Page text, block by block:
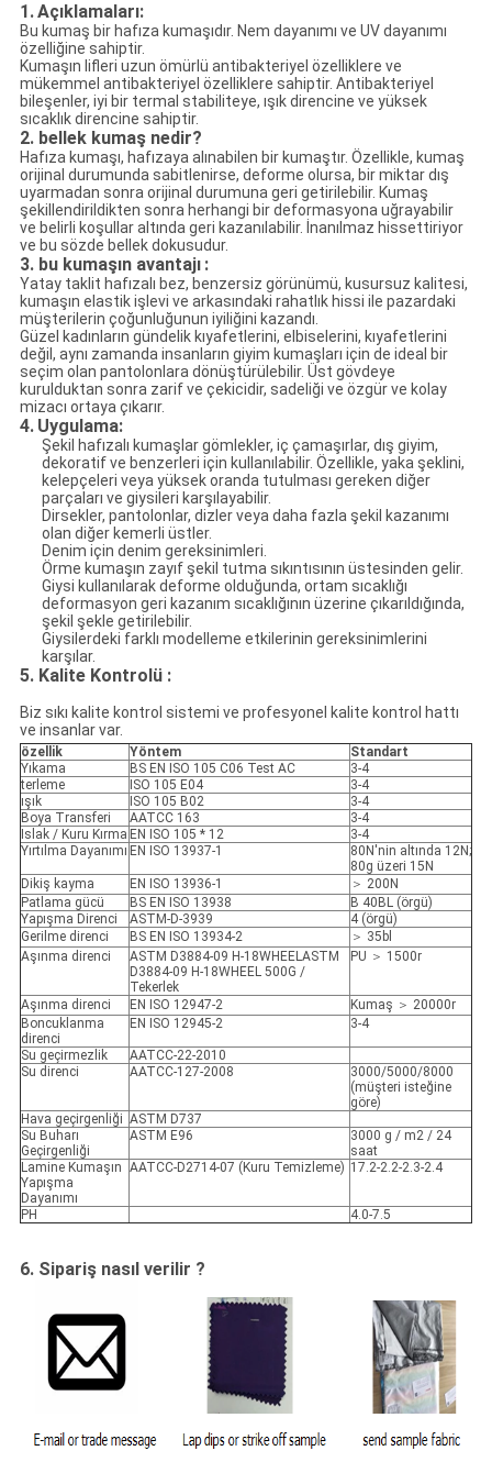
1.Açıklamaları:
Bu kumaş bir hafıza kumaşıdır. Nem dayanımı ve UV dayanımı
özelliğine sahiptir.
Kumaşın lifleri uzun ömürlü antibakteriyel özelliklere ve
mükemmel antibakteriyel özelliklere sahiptir. Antibakteriyel
bileşenler, iyi bir termal stabiliteye, ışık direncine ve yüksek
sıcaklık direncine sahiptir.
2. bellek kumaş nedir?
Hafıza kumaşı, hafızaya alınabilen bir kumaştır. Özellikle, kumaş
orijinal durumunda sabitlenirse, deforme olursa, bir miktar dış
uyarmadan sonra orijinal durumuna geri getirilebilir. Kumaş
şekillendirildikten sonra herhangi bir deformasyona uğrayabilir
ve belirli koşullar altında geri kazanılabilir. İnanılmaz hissettiriyor
ve bu sözde bellek dokusudur.
3. bu kumaşın avantajı :
Yatay taklit hafızalı bez, benzersiz görünümü, kusursuz kalitesi,
kumaşın elastik işlevi ve arkasındaki rahatlık hissi ile pazardaki
müşterilerin çoğunluğunun iyiliğini kazandı.
Güzel kadınların gündelik kıyafetlerini, elbiselerini, kıyafetlerini
değil, aynı zamanda insanların giyim kumaşları için de ideal bir
seçim olan pantolonlara dönüştürülebilir. Üst gövdeye
kurulduktan sonra zarif ve çekicidir, sadeliği ve özgür ve kolay
mizacı ortaya çıkarır.
4. Uygulama:
Şekil hafızalı kumaşlar gömlekler, iç çamaşırlar, dış giyim,
dekoratif ve benzerleri için kullanılabilir. Özellikle, yaka şeklini,
kelepçeleri veya yüksek oranda tutulması gereken diğer
parçaları ve giysileri karşılayabilir.
Dirsekler, pantolonlar, dizler veya daha fazla şekil kazanımı
olan diğer kemerli üstler.
Denim için denim gereksinimleri.
Örme kumaşın zayıf şekil tutma sıkıntısının üstesinden gelir.
Giysi kullanılarak deforme olduğunda, ortam sıcaklığı
deformasyon geri kazanım sıcaklığının üzerine çıkarıldığında,
şekil şekle getirilebilir.
Giysilerdeki farklı modelleme etkilerinin gereksinimlerini
karşılar.
5. Kalite Kontrolü:
Biz sıkı kalite kontrol sistemi ve profesyonel kalite kontrol hattı
ve insanlar var.
özellik Yöntem
Standart
Yıkama
BS EN ISO 105 C06 Test AC
3-4
terleme
ISO 105 E04
3-4
ışık
ISO 105 B02
3-4
Boya Transferi
AATCC 163
3-4
Islak / Kuru Kırma EN ISO 105 * 12
3-4
Yırtılma Dayanımı EN ISO 13937-1
80N'nin altında 12N;
80g üzeri 15N
Dikiş kayma
EN ISO 13936-1
＞ 200N
Patlama gücü
BS EN ISO 13938
B 40BL (örgü)
Yapışma Direnci
ASTM-D-3939
4 (örgü)
Gerilme direnci
BS EN ISO 13934-2
＞ 35bl
Aşınma direnci
ASTM D3884-09 H-18WHEELASTM
D3884-09 H-18WHEEL 500G /
Tekerlek
PU ＞ 1500r
Aşınma direnci EN ISO 12947-2
Kumaş ＞ 20000r
Boncuklanma
direnci
EN ISO 12945-2 3-4
Su geçirmezlik
AATCC-22-2010
Su direnci
AATCC-127-2008
3000/5000/8000
(müşteri isteğine
göre)
Hava geçirgenliği ASTM D737
Su Buharı
Geçirgenliği
ASTM E96
3000 g / m2 / 24
saat
Lamine Kumaşın
Yapışma
Dayanımı
AATCC-D2714-07 (Kuru Temizleme) 17.2-2.2-2.3-2.4
PH 4.0-7.5
6. Sipariş nasıl verilir ?